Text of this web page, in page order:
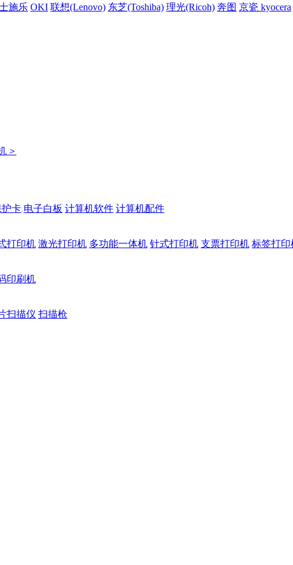
施乐 OKI 联想(Lenovo) 东芝(Toshiba) 理光(Ricoh) 奔图 京瓷 kyocera
＞
卡 电子白板 计算机软件 计算机配件
打印机 激光打印机 多功能一体机 针式打印机 支票打印机 标签打印
印刷机
扫描仪 扫描枪